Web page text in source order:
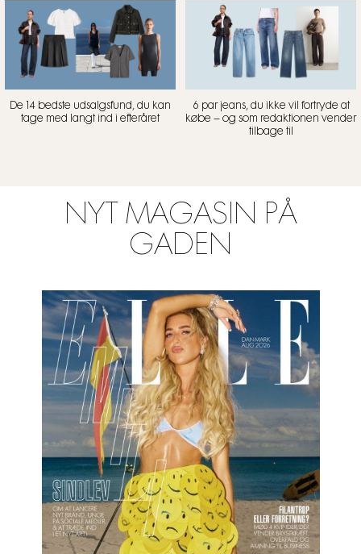
De 14 bedste udsalgsfund, du kan
tage med langt ind i efteråret
6 par jeans, du ikke vil fortryde at
købe – og som redaktionen vender
tilbage til
NYT MAGASIN PÅ
GADEN